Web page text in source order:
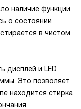
наличие функции
о состоянии
в чистом
дисплей и LED
Это позволяет
находится стирка